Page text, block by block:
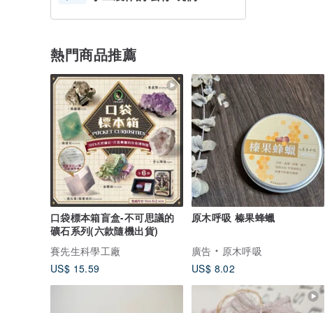
熱門商品推薦
口袋標本箱盲盒-不可思議的
礦石系列(六款隨機出貨)
賽先生科學工廠
US$ 15.59
原木呼吸 榛果蜂蠟
廣告
原木呼吸
US$ 8.02